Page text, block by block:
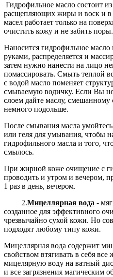
Гидрофильное масло состоит
расщепляющих жиры и воск и в
масел работает только на
очистить кожу и не забить поры.
Наносится гидрофильное
руками, распределяется и
затем нужно нанести на лицо
помассировать. Смыть теплой
с водой масло поменяет
смываемую водичку. Если Вы
слоем дайте маслу,
немного подольше.
После смывания масла
или геля для умывания, чтобы
гидрофильного масла и того,
смылось.
При жирной коже очищение с
проводить и утром и вечером,
1 раз в день, вечером.
2.Мицеллярная вода -
созданное для эффективного
чрезвычайно сухой кожи.
подходят любому типу кожи.
Мицеллярная вода содержит
свойством втягивать в себя
мицелярную воду на ватный
и все загрязнения магическим